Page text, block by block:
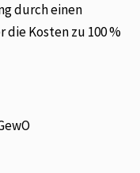
durch einen
Kosten zu 100 %